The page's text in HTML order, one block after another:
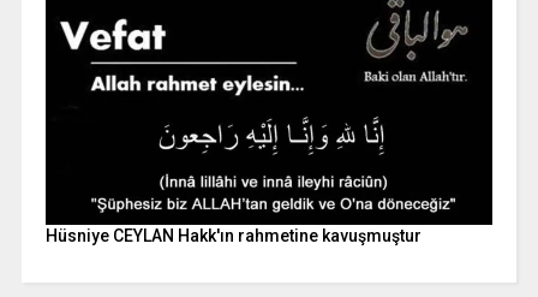
Hüsniye CEYLAN Hakk'ın rahmetine kavuşmuştur